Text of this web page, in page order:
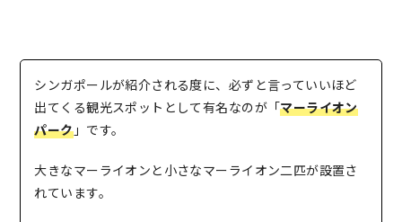
シンガポールが紹介される度に、必ずと言っていいほど
出てくる観光スポットとして有名なのが「マーライオン
パーク」です。
大きなマーライオンと小さなマーライオン二匹が設置さ
れています。